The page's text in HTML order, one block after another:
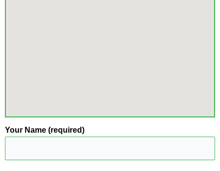
Your Name (required)